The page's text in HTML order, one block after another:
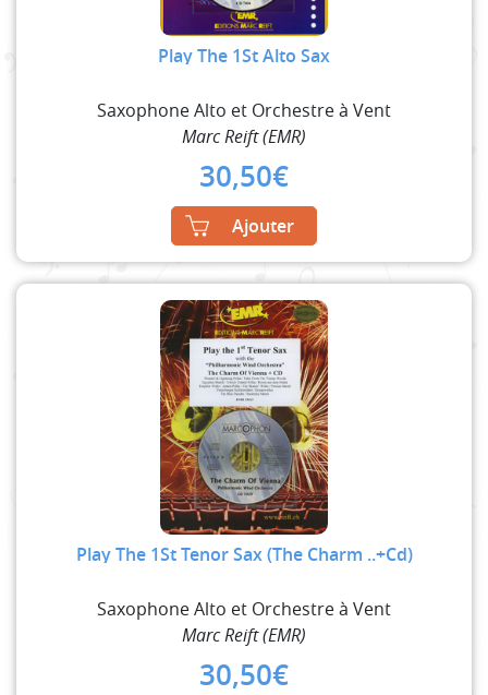
Play The 1St Alto Sax
Saxophone Alto et Orchestre à Vent
Marc Reift (EMR)
30,50€
Ajouter
Play The 1St Tenor Sax (The Charm ..+Cd)
Saxophone Alto et Orchestre à Vent
Marc Reift (EMR)
30,50€